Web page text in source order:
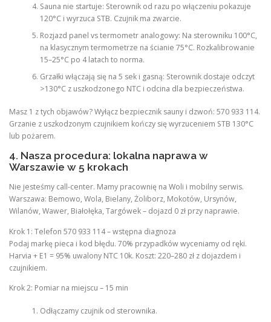
Sauna nie startuje: Sterownik od razu po włączeniu pokazuje
120°C i wyrzuca STB. Czujnik ma zwarcie.
Rozjazd panel vs termometr analogowy: Na sterowniku 100°C,
na klasycznym termometrze na ścianie 75°C. Rozkalibrowanie
15–25°C po 4 latach to norma.
Grzałki włączają się na 5 sek i gasną: Sterownik dostaje odczyt
>130°C z uszkodzonego NTC i odcina dla bezpieczeństwa.
Masz 1 z tych objawów? Wyłącz bezpiecznik sauny i dzwoń: 570 933 114.
Grzanie z uszkodzonym czujnikiem kończy się wyrzuceniem STB 130°C
lub pożarem.
4. Nasza procedura: lokalna naprawa w
Warszawie w 5 krokach
Nie jesteśmy call-center. Mamy pracownię na Woli i mobilny serwis.
Warszawa: Bemowo, Wola, Bielany, Żoliborz, Mokotów, Ursynów,
Wilanów, Wawer, Białołęka, Targówek – dojazd 0 zł przy naprawie.
Krok 1: Telefon 570 933 114 – wstępna diagnoza
Podaj markę pieca i kod błędu. 70% przypadków wyceniamy od ręki.
Harvia + E1 = 95% uwalony NTC 10k. Koszt: 220–280 zł z dojazdem i
czujnikiem.
Krok 2: Pomiar na miejscu – 15 min
Odłączamy czujnik od sterownika.